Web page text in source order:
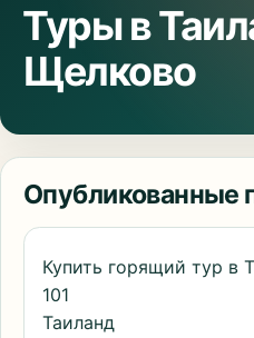
Туры в
Щелково
Опубликованные
Купить горящий тур в
101
Таиланд